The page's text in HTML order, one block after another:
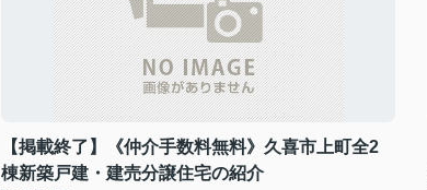
【掲載終了】《仲介手数料無料》久喜市上町全2
棟新築戸建・建売分譲住宅の紹介